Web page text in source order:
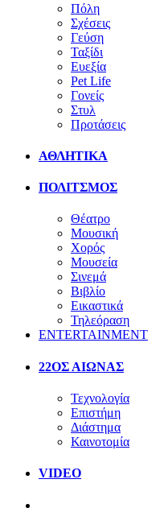
Πόλη
Σχέσεις
Γεύση
Ταξίδι
Ευεξία
Pet Life
Γονείς
Στυλ
Προτάσεις
ΑΘΛΗΤΙΚΑ
ΠΟΛΙΤΣΜΟΣ
Θέατρο
Μουσική
Χορός
Μουσεία
Σινεμά
Βιβλίο
Εικαστικά
Τηλεόραση
ENTERTAINMENT
22ΟΣ ΑΙΩΝΑΣ
Τεχνολογία
Επιστήμη
Διάστημα
Καινοτομία
VIDEO